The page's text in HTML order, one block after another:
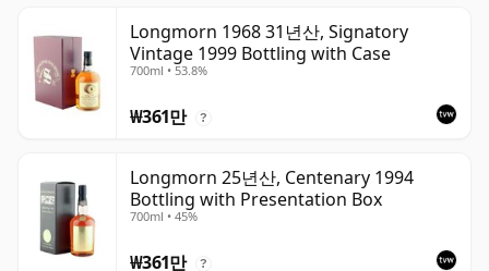
Longmorn 1968 31년산, Signatory
Vintage 1999 Bottling with Case
700ml • 53.8%
₩361만 ?
Longmorn 25년산, Centenary 1994
Bottling with Presentation Box
700ml • 45%
₩361만 ?